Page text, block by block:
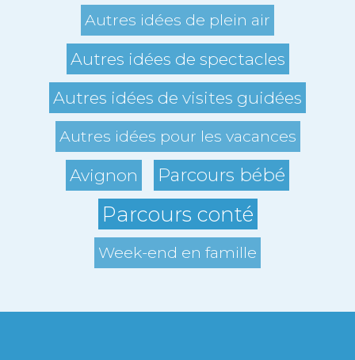
Autres idées de plein air
Autres idées de spectacles
Autres idées de visites guidées
Autres idées pour les vacances
Avignon Parcours bébé
Parcours conté
Week-end en famille